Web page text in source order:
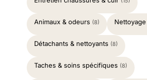
Animaux & odeurs (8)
Détachants & nettoyants (8)
Taches & soins spécifiques (8)